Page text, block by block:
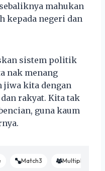
mahukan
kepada negeri dan
sistem politik
nak menang
jiwa kita dengan
rakyat. Kita tak
guna kaum